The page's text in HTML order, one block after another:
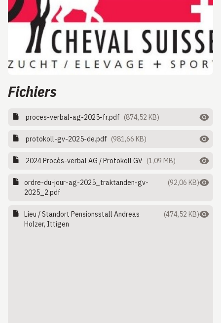
Fichiers
proces-verbal-ag-2025-fr.pdf (874,52 KB)
protokoll-gv-2025-de.pdf (981,66 KB)
2024 Procès-verbal AG / Protokoll GV (1,09 MB)
ordre-du-jour-ag-2025_traktanden-gv-
2025_2.pdf
(92,06 KB)
Lieu / Standort Pensionsstall Andreas
Holzer, Ittigen
(474,52 KB)